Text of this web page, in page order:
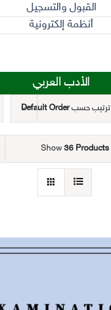
القبول والتسجيل
أنظمة إلكترونية
الأدب العربي
ترتيب حسبDefault Order
Show 36 Products